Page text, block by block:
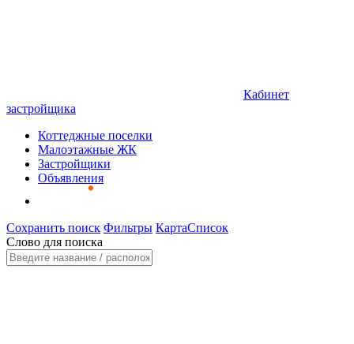
Кабинет
застройщика
Коттеджные поселки
Малоэтажные ЖК
Застройщики
Объявления
Сохранить поиск Фильтры КартаСписок
Слово для поиска